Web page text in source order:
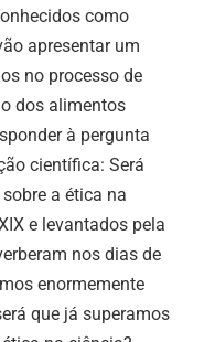
como
apresentar um
no processo de
dos alimentos
à pergunta
científica: Será
a ética na
e levantados pela
nos dias de
enormemente
que já superamos